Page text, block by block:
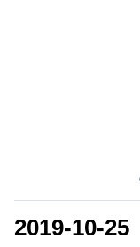
2019-10-25